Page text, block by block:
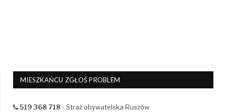
MIESZKAŃCU ZGŁOŚ PROBLEM
519 368 718 - Straż obywatelska Ruszów